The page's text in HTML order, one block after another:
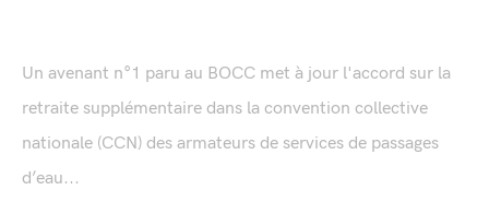
Un avenant n°1 paru au BOCC met à jour l'accord sur la
retraite supplémentaire dans la convention collective
nationale (CCN) des armateurs de services de passages
d’eau...